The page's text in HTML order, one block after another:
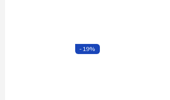
-19%